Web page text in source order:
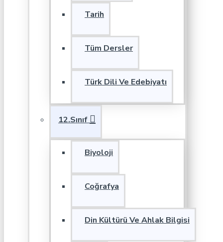
Tarih
Tüm Dersler
Türk Dili Ve Edebiyatı
12.Sınıf
Biyoloji
Coğrafya
Din Kültürü Ve Ahlak Bilgisi